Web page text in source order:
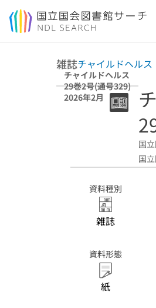
本文へ移動
雑誌チャイルドヘルス
チャイルドヘルス
29巻2号(通号329)
2026年2月
国
国
資料種別
雑誌
資料形態
紙